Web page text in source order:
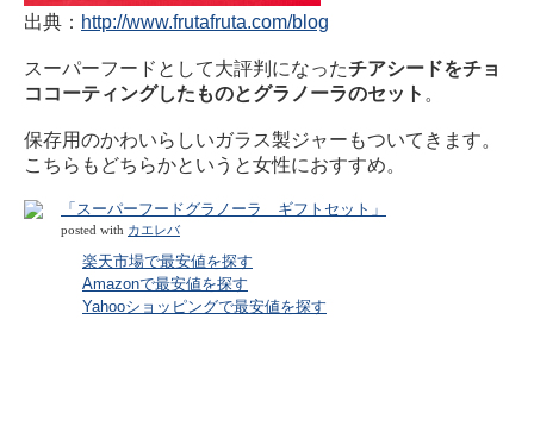
出典： http://www.frutafruta.com/blog
スーパーフードとして大評判になったチアシードをチョ
ココーティングしたものとグラノーラのセット 。
保存用のかわいらしいガラス製ジャーもついてきます。
こちらもどちらかというと女性におすすめ。
「スーパーフードグラノーラ ギフトセット」
posted with カエレバ
楽天市場で最安値を探す
Amazonで最安値を探す
Yahooショッピングで最安値を探す